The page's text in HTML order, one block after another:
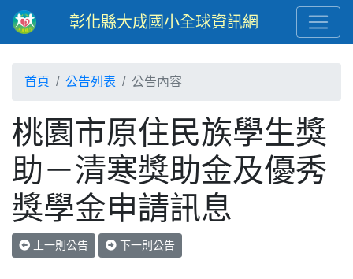
彰化縣大成國小全球資訊網
首頁 公告列表 公告內容
桃園市原住民族學生獎
助－清寒獎助金及優秀
獎學金申請訊息
上一則公告 下一則公告